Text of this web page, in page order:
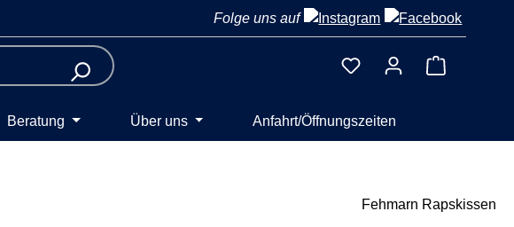
Folge uns auf
Beratung Über uns Anfahrt/Öffnungszeiten
Fehmarn Rapskissen